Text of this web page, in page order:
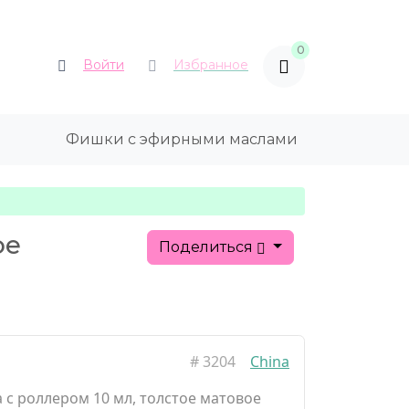
Войти Избранное
0
Фишки с эфирными маслами
Поделиться
#3204
China
роллером 10 мл, толстое матовое